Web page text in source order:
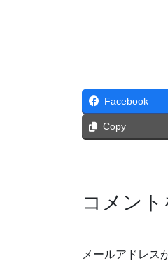
Facebook
Copy
コメン
メールアドレス